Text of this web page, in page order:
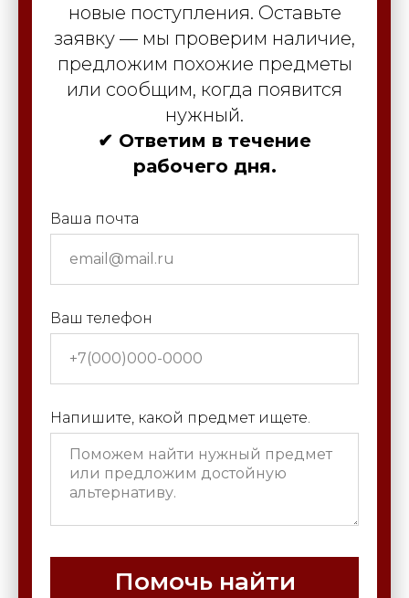
новые поступления. Оставьте
заявку — мы проверим наличие,
предложим похожие предметы
или сообщим, когда появится
нужный.
✔ Ответим в течение
рабочего дня.
Ваша почта
Ваш телефон
Напишите, какой предмет ищете.
Помочь найти